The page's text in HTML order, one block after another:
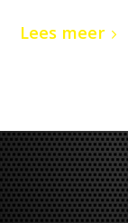
Lees meer